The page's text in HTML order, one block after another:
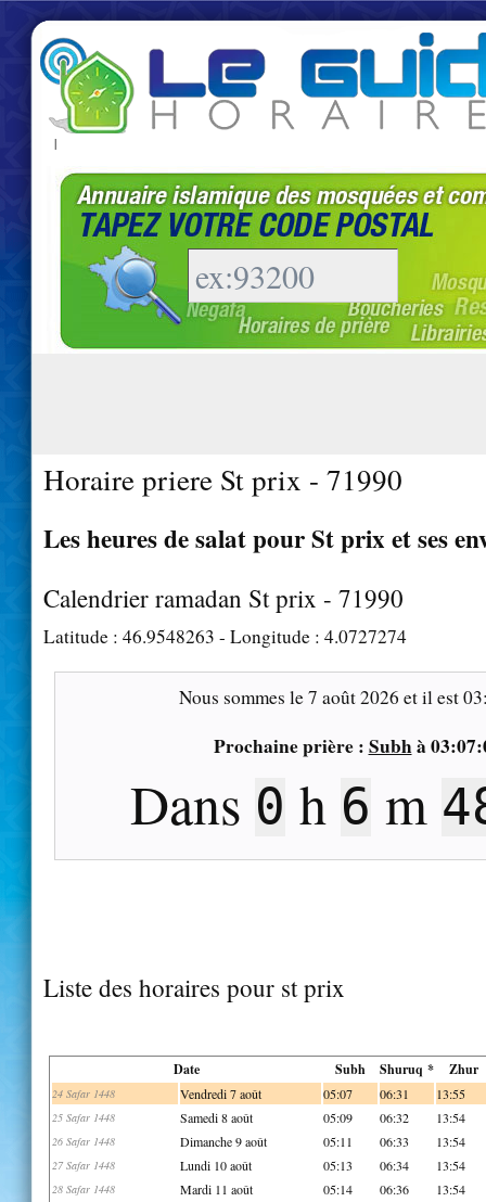
|
Horaire priere St prix - 71990
Les heures de salat pour St prix et ses
Calendrier ramadan St prix - 71990
Latitude : 46.9548263 - Longitude : 4.0727274
Nous sommes le7 août 2026 et il est
Prochaine prière : Subhà
Dans 0 h 6 m
Liste des horaires pour st prix
Date Subh Shuruq * Zhur
24 Safar 1448 Vendredi 7 août 05:07 06:31 13:55
25 Safar 1448 Samedi 8 août 05:09 06:32 13:54
26 Safar 1448 Dimanche 9 août 05:11 06:33 13:54
27 Safar 1448 Lundi 10 août 05:13 06:34 13:54
28 Safar 1448 Mardi 11 août 05:14 06:36 13:54